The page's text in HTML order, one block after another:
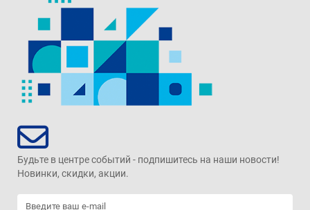
Будьте в центре событий - подпишитесь на наши новости!
Новинки, скидки, акции.